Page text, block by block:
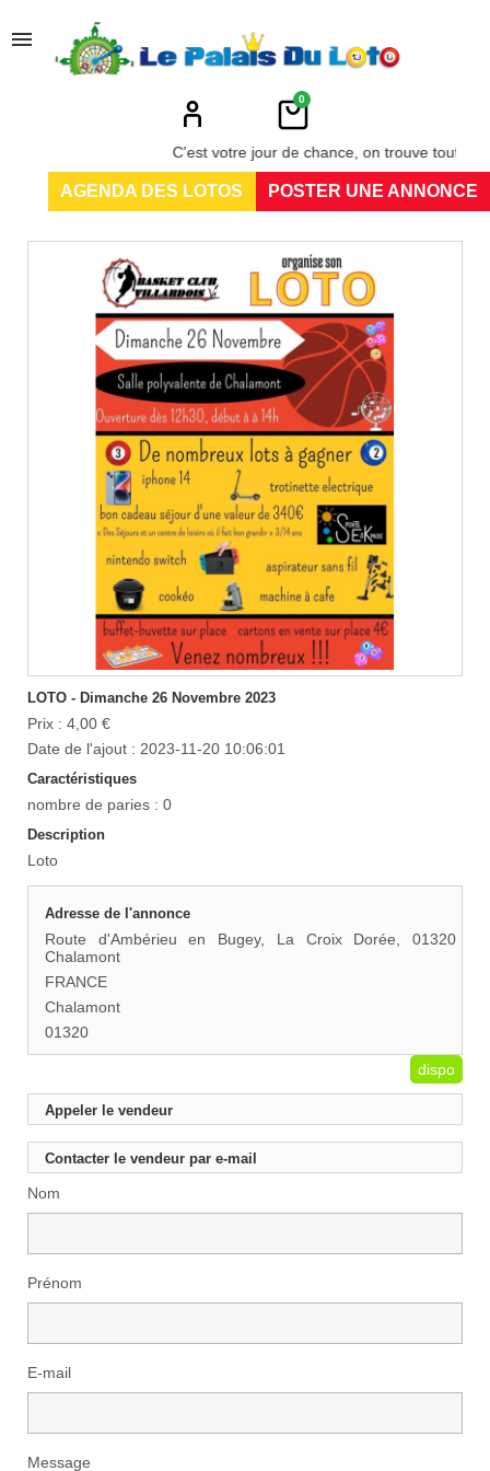
0
AGENDA DES LOTOS POSTER UNE ANNONCE
C'est votre jour de chance, on trouve tout au
LOTO - Dimanche 26 Novembre 2023
Prix : 4,00 €
Date de l'ajout : 2023-11-20 10:06:01
Caractéristiques
nombre de paries : 0
Description
Loto
Adresse de l'annonce
Route d'Ambérieu en Bugey, La Croix Dorée, 01320
Chalamont
FRANCE
Chalamont
01320
dispo
Appeler le vendeur
Contacter le vendeur par e-mail
Nom
Prénom
E-mail
Message
menu